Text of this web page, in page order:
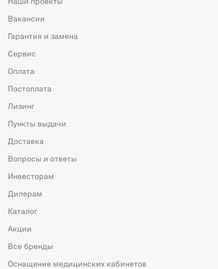
Наши проекты
Вакансии
Гарантия и замена
Сервис
Оплата
Постоплата
Лизинг
Пункты выдачи
Доставка
Вопросы и ответы
Инвесторам
Дилерам
Каталог
Акции
Все бренды
Оснащение медицинских кабинетов